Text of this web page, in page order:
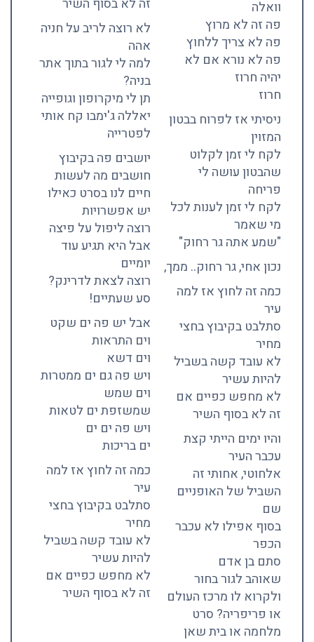
וואלה
פה זה לא מרוץ
פה לא צריך ללחוץ
פה לא נורא אם לא
יהיה חרוז
חרוז
ניסיתי אז לפרוח בבטון
המזוין
לקח לי זמן לקלוט
שהבטון עושה לי
פריחה
לקח לי זמן לענות לכל
מי שאמר
"שמע אתה גר רחוק"
נכון אחי, גר רחוק.. ממך,
כמה זה לחוץ אז למה
עיר
סתלבט בקיבוץ בחצי
מחיר
לא עובד קשה בשביל
להיות עשיר
לא מחפש כפיים אם
זה לא בסוף השיר
והיו ימים הייתי קצת
עכבר העיר
אלחוטי, אחותי זה
השביל של האופניים
שם
בסוף אפילו לא עכבר
הכפר
סתם בן אדם
שאוהב לגור בחור
ולקרוא לו מרכז העולם
או פריפריה? סרט
מלחמה או בית שאן
זה לא בסוף השיר
לא רוצה לריב על חניה
אהה
למה לי לגור בתוך אתר
בניה?
תן לי מיקרופון וגופייה
יאללה ג'ימבו קח אותי
לפטרייה
יושבים פה בקיבוץ
חושבים מה לעשות
חיים לנו בסרט כאילו
יש אפשרויות
רוצה ליפול על פיצה
אבל היא תגיע עוד
יומיים
רוצה לצאת לדרינק?
סע שעתיים!
אבל יש פה ים שקט
וים התראות
וים דשא
ויש פה גם ים ממטרות
וים שמש
שמשזפת ים לטאות
ויש פה ים ים
ים בריכות
כמה זה לחוץ אז למה
עיר
סתלבט בקיבוץ בחצי
מחיר
לא עובד קשה בשביל
להיות עשיר
לא מחפש כפיים אם
זה לא בסוף השיר